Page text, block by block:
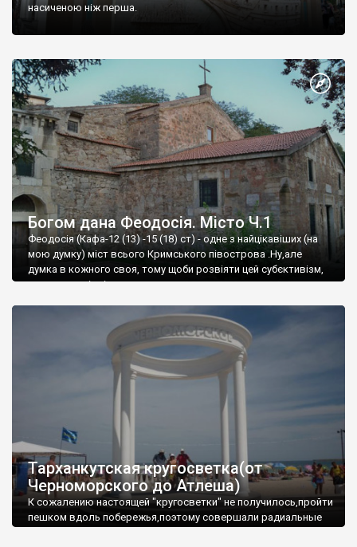
насиченою ніж перша.
Богом дана Феодосія. Місто Ч.1
Феодосія (Кафа-12 (13) -15 (18) ст) - одне з найцікавіших (на
мою думку) міст всього Кримського півострова .Ну,але
думка в кожного своя, тому щоби розвіяти цей субєктивізм,
запрошую відвідати це
Тарханкутская кругосветка(от
Черноморского до Атлеша)
К сожалению настоящей "кругосветки" не получилось,пройти
пешком вдоль побережья,поэтому совершали радиальные